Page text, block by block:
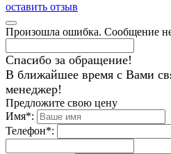
оставить отзыв
Произошла ошибка. Сообщение
Спасибо за обращение!
В ближайшее время с Вами
менеджер!
Предложите свою цену
Имя*:
Телефон*: